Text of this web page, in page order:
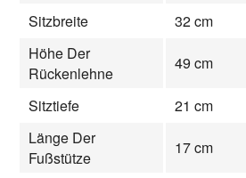
Sitzbreite
32 cm
Höhe Der
Rückenlehne
49 cm
Sitztiefe
21 cm
Länge Der
Fußstütze
17 cm